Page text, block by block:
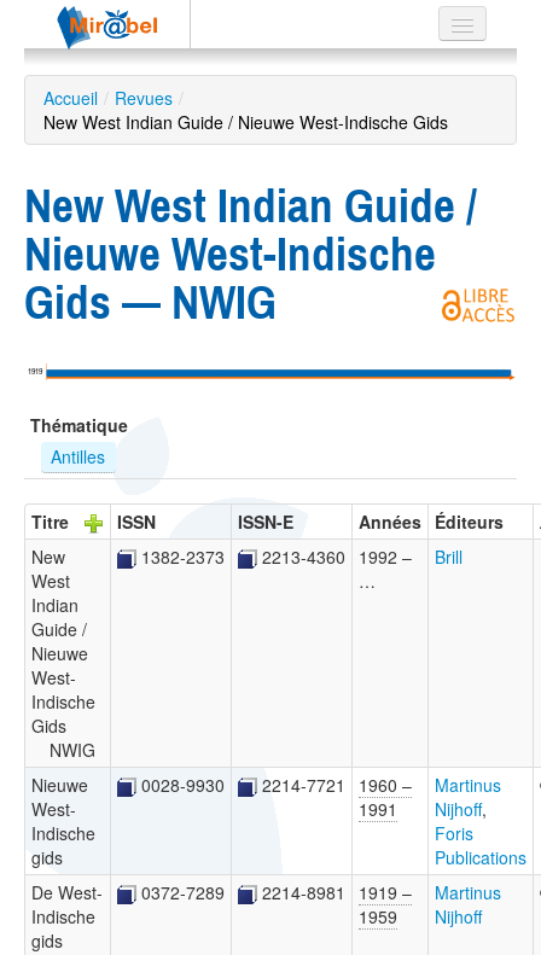
Le réseau
Soutien
Recherche
avancée
ES
?
Accueil / Revues /
New West Indian Guide / Nieuwe West-Indische Gids
New West Indian Guide /
Nieuwe West-Indische
Gids — NWIG
1919
Thématique
Antilles
Titre ISSN ISSN-E Années Éditeurs
New
West
Indian
Guide /
Nieuwe
West-
Indische
Gids
NWIG
1382-2373 2213-4360
1992 –
…
Brill
Nieuwe
West-
Indische
gids
0028-9930 2214-7721
1960 –
1991
Martinus
Nijhoff,
Foris
Publications
De West-
Indische
gids
0372-7289 2214-8981
1919 –
1959
Martinus
Nijhoff